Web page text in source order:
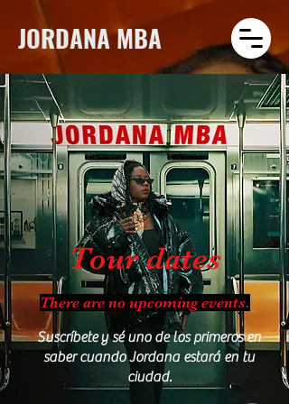
JORDANA MBA
Tour dates
There are no upcoming events.
Suscríbetey sé uno de los primeros en
saber cuando Jordana estará en tu
ciudad.